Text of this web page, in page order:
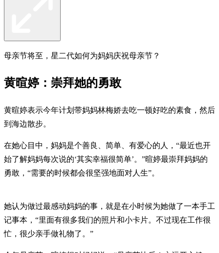
母亲节将至，星二代如何为妈妈庆祝母亲节？
黄暄婷：崇拜她的勇敢
黄暄婷表示今年计划带妈妈林梅娇去吃一顿好吃的素食，然后
到海边散步。
在她心目中，妈妈是个善良、简单、有爱心的人，“最近也开
始了解妈妈每次说的‘其实幸福很简单’。”暄婷最崇拜妈妈的
勇敢，“需要的时候都会很坚强地面对人生”。
她认为做过最感动妈妈的事，就是在小时候为她做了一本手工
记事本，“里面有很多我们的照片和小卡片。不过现在工作很
忙，很少亲手做礼物了。”